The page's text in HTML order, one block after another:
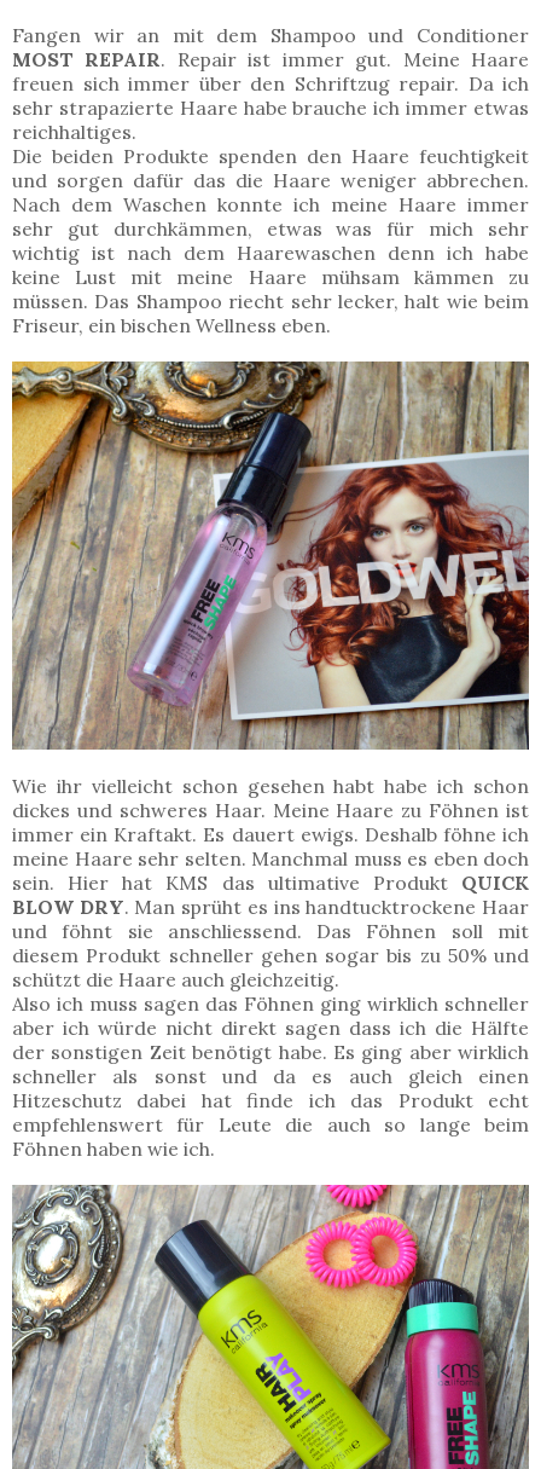
Fangen wir an mit dem Shampoo und Conditioner
MOST REPAIR. Repair ist immer gut. Meine Haare
freuen sich immer über den Schriftzug repair. Da ich
sehr strapazierte Haare habe brauche ich immer etwas
reichhaltiges.
Die beiden Produkte spenden den Haare feuchtigkeit
und sorgen dafür das die Haare weniger abbrechen.
Nach dem Waschen konnte ich meine Haare immer
sehr gut durchkämmen, etwas was für mich sehr
wichtig ist nach dem Haarewaschen denn ich habe
keine Lust mit meine Haare mühsam kämmen zu
müssen. Das Shampoo riecht sehr lecker, halt wie beim
Friseur, ein bischen Wellness eben.
Wie ihr vielleicht schon gesehen habt habe ich schon
dickes und schweres Haar. Meine Haare zu Föhnen ist
immer ein Kraftakt. Es dauert ewigs. Deshalb föhne ich
meine Haare sehr selten. Manchmal muss es eben doch
sein. Hier hat KMS das ultimative Produkt QUICK
BLOW DRY. Man sprüht es ins handtucktrockene Haar
und föhnt sie anschliessend. Das Föhnen soll mit
diesem Produkt schneller gehen sogar bis zu 50% und
schützt die Haare auch gleichzeitig.
Also ich muss sagen das Föhnen ging wirklich schneller
aber ich würde nicht direkt sagen dass ich die Hälfte
der sonstigen Zeit benötigt habe. Es ging aber wirklich
schneller als sonst und da es auch gleich einen
Hitzeschutz dabei hat finde ich das Produkt echt
empfehlenswert für Leute die auch so lange beim
Föhnen haben wie ich.